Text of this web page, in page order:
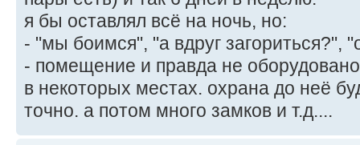
я бы оставлял всё на ночь, но:
- "мы боимся", "а вдруг загориться?",
- помещение и правда не
в некоторых местах. охрана до неё
точно. а потом много замков и т.д....